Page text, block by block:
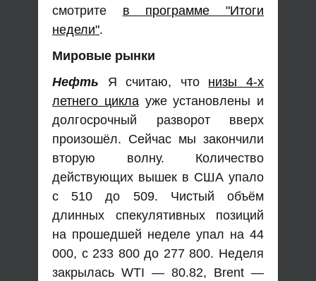
смотрите в программе "Итоги
недели".
Мировые рынки
Нефть Я считаю, что низы 4-х
летнего циклауже установлены и
долгосрочный разворот вверх
произошёл. Сейчас мы закончили
вторую волну. Количество
действующих вышек в США упало
с 510 до 509. Чистый объём
длинных спекулятивных позиций
на прошедшей неделе упал на 44
000, с 233 800 до 277 800. Неделя
закрылась WTI — 80.82, Brent —